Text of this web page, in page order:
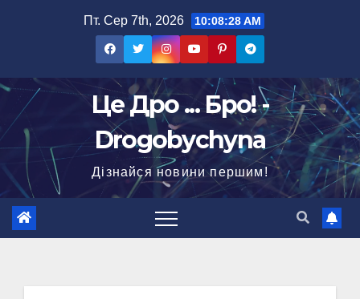
Пт. Сер 7th, 2026 10:08:29 AM
Це Дро ... Бро! -
Drogobychyna
Дізнайся новини першим!